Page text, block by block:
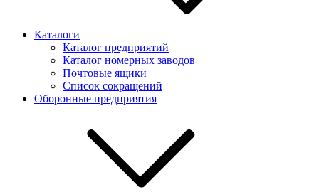
Каталоги
Каталог предприятий
Каталог номерных заводов
Почтовые ящики
Список сокращений
Оборонные предприятия